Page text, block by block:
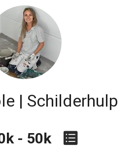
| Schilderhulp
- 50k